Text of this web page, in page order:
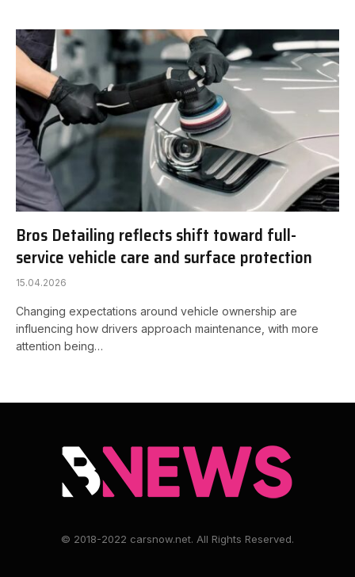
Bros Detailing reflects shift toward full-
service vehicle care and surface protection
15.04.2026
Changing expectations around vehicle ownership are
influencing how drivers approach maintenance, with more
attention being…
© 2018-2022 carsnow.net. All Rights Reserved.